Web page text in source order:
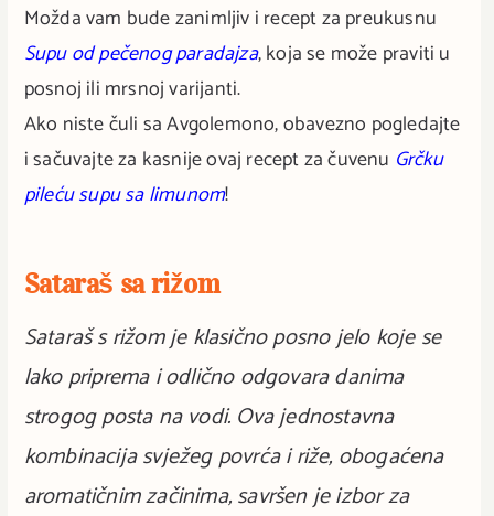
Možda vam bude zanimljiv i recept za preukusnu
Supu od pečenog paradajza, koja se može praviti u
posnoj ili mrsnoj varijanti.
Ako niste čuli sa Avgolemono, obavezno pogledajte
i sačuvajte za kasnije ovaj recept za čuvenu Grčku
pileću supu sa limunom!
Sataraš sa rižom
Sataraš s rižom je klasično posno jelo koje se
lako priprema i odlično odgovara danima
strogog posta na vodi. Ova jednostavna
kombinacija svježeg povrća i riže, obogaćena
aromatičnim začinima, savršen je izbor za